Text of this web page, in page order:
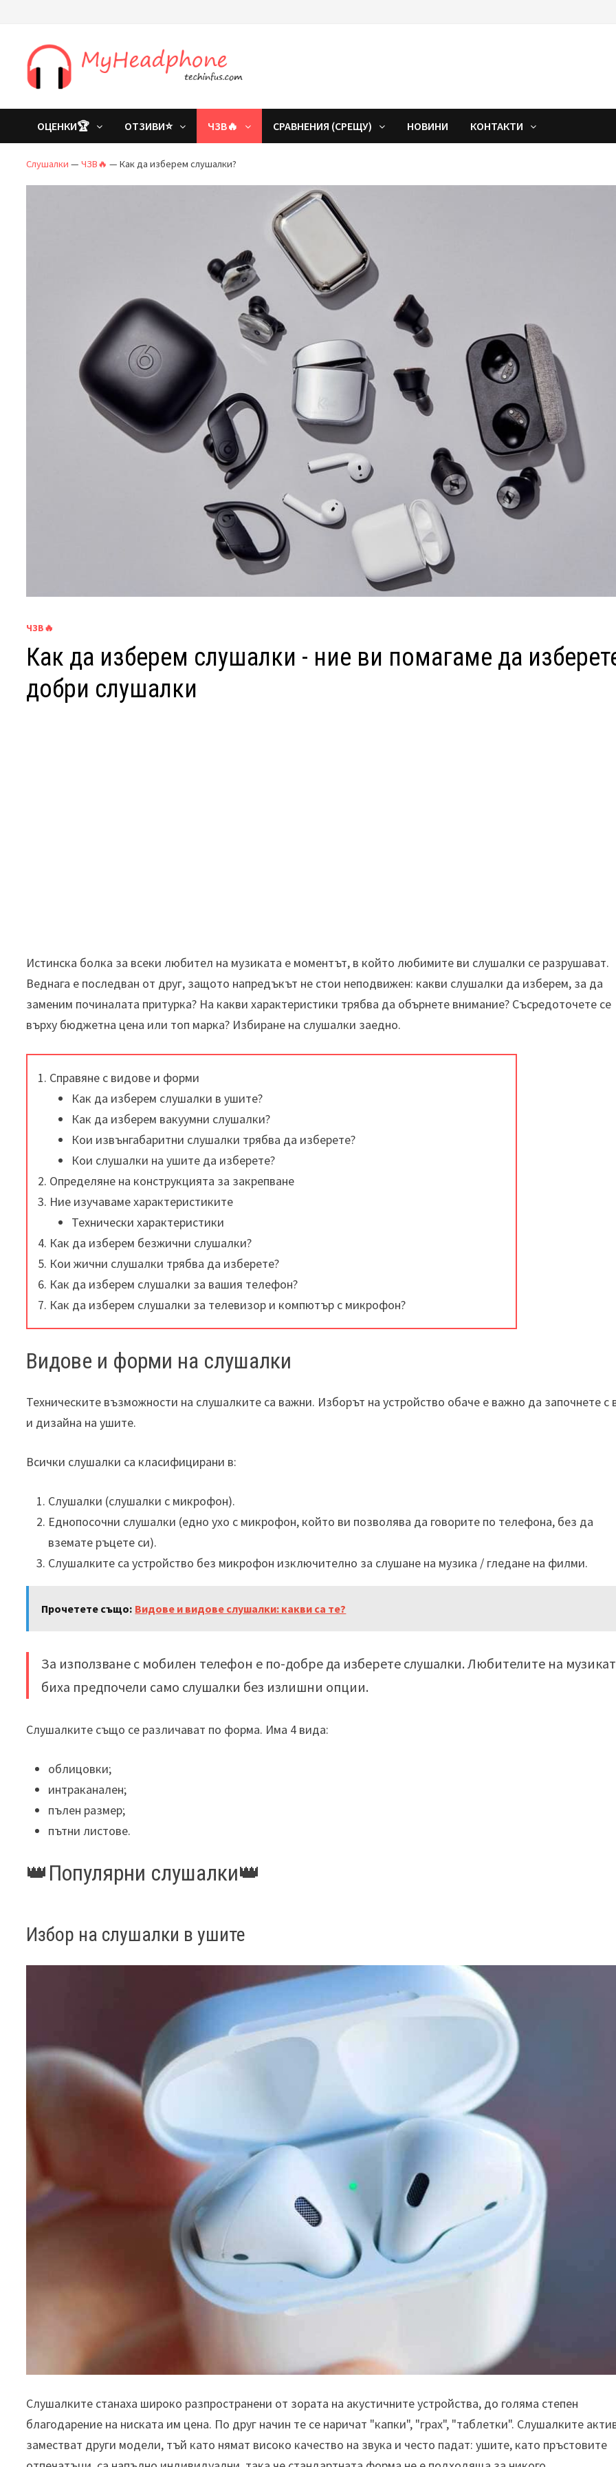
съдържанието
ОЦЕНКИ🏆 ОТЗИВИ⭐ ЧЗВ🔥 СРАВНЕНИЯ (СРЕЩУ) НОВИНИ КОНТАКТИ
Слушалки —ЧЗВ🔥 —Как да изберем слушалки?
ЧЗВ🔥
Как да изберем слушалки - ние ви помагаме да
добри слушалки
Истинска болка за всеки любител на музиката е моментът, в който любимите ви слушалки се разрушават.
Веднага е последван от друг, защото напредъкът не стои неподвижен: какви слушалки да изберем, за да
заменим починалата притурка? На какви характеристики трябва да обърнете внимание? Съсредоточете се
върху бюджетна цена или топ марка? Избиране на слушалки заедно.
Справяне с видове и форми
Как да изберем слушалки в ушите?
Как да изберем вакуумни слушалки?
Кои извънгабаритни слушалки трябва да изберете?
Кои слушалки на ушите да изберете?
Определяне на конструкцията за закрепване
Ние изучаваме характеристиките
Технически характеристики
Как да изберем безжични слушалки?
Кои жични слушалки трябва да изберете?
Как да изберем слушалки за вашия телефон?
Как да изберем слушалки за телевизор и компютър с микрофон?
Видове и форми на слушалки
Техническите възможности на слушалките са важни. Изборът на устройство обаче е важно да започнете с
и дизайна на ушите.
Всички слушалки са класифицирани в:
Слушалки (слушалки с микрофон).
Еднопосочни слушалки (едно ухо с микрофон, който ви позволява да говорите по телефона, без да
вземате ръцете си).
Слушалките са устройство без микрофон изключително за слушане на музика / гледане на филми.
Прочетете също: Видове и видове слушалки: какви са те?
За използване с мобилен телефон е по-добре да изберете слушалки. Любителите на
биха предпочели само слушалки без излишни опции.
Слушалките също се различават по форма. Има 4 вида:
облицовки;
интраканален;
пълен размер;
пътни листове.
👑Популярни слушалки👑
Избор на слушалки в ушите
Слушалките станаха широко разпространени от зората на акустичните устройства, до голяма степен
благодарение на ниската им цена. По друг начин те се наричат ​​"капки", "грах", "таблетки". Слушалките
заместват други модели, тъй като нямат високо качество на звука и често падат: ушите, като пръстовите